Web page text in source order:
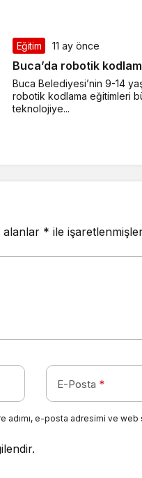
Eğitim 11 ay önce
Buca’da robotik
Buca Belediyesi’nin 9-14
robotik kodlama eğitimleri
teknolojiye...
alanlar * ile
E-Posta *
adımı, e-posta adresimi ve